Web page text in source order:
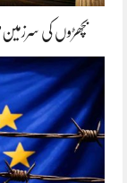
بچھڑوں کی